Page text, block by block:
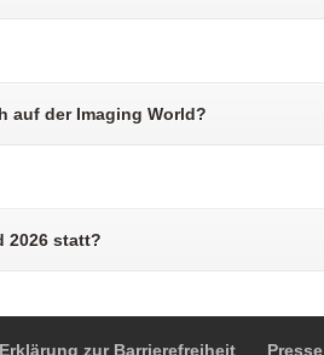
auf der Imaging World?
2026 statt?
Erklärung zur Barrierefreiheit Presse